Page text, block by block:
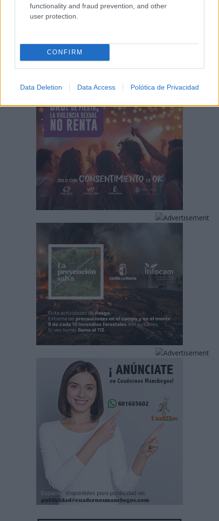
functionality and fraud prevention, and other
user protection.
CONFIRM
Data Deletion Data Access Polótica de Privacidad
Castilla-La Mancha constituye la Comisión
de Gobierno del Dato para avanzar...